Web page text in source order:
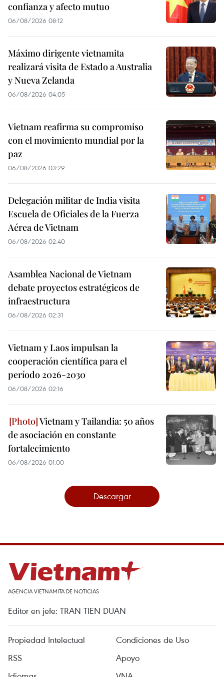
confianza y afecto mutuo
06/08/2026 08:12
Máximo dirigente vietnamita
realizará visita de Estado a Australia
y Nueva Zelanda
06/08/2026 04:05
Vietnam reafirma su compromiso
con el movimiento mundial por la
paz
06/08/2026 03:29
Delegación militar de India visita
Escuela de Oficiales de la Fuerza
Aérea de Vietnam
06/08/2026 02:40
Asamblea Nacional de Vietnam
debate proyectos estratégicos de
infraestructura
06/08/2026 02:31
Vietnam y Laos impulsan la
cooperación científica para el
período 2026-2030
06/08/2026 02:16
Vietnam y Tailandia: 50 años
de asociación en constante
fortalecimiento
06/08/2026 01:00
Descargar
AGENCIA VIETNAMITA DE NOTICIAS
Editor en jefe: TRAN TIEN DUAN
Propiedad Intelectual
Condiciones de Uso
RSS
Apoyo